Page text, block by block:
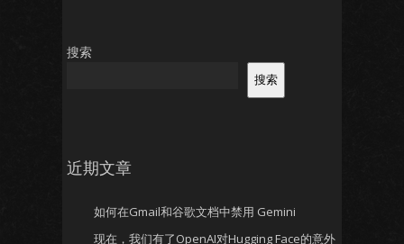
搜索
搜索
近期文章
如何在Gmail和谷歌文档中禁用 Gemini
现在，我们有了OpenAI对Hugging Face的意外